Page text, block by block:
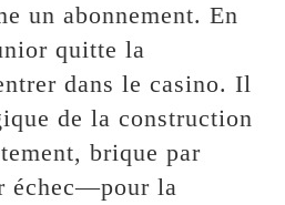
un abonnement. En
quitte la
dans le casino. Il
de la construction
brique par
échec—pour la